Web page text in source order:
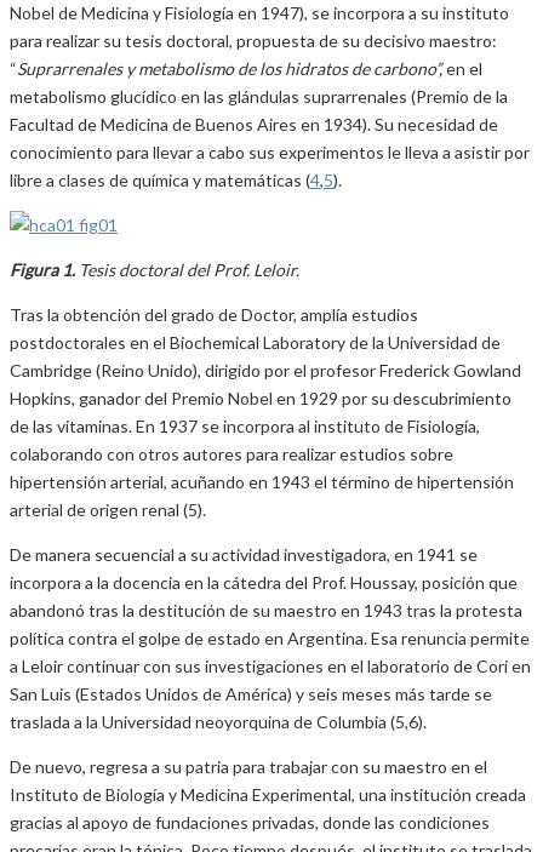
Nobel de Medicina y Fisiología en 1947), se incorpora a su instituto
para realizar su tesis doctoral, propuesta de su decisivo maestro:
“Suprarrenales y metabolismo de los hidratos de carbono”,en el
metabolismo glucídico en las glándulas suprarrenales (Premio de la
Facultad de Medicina de Buenos Aires en 1934). Su necesidad de
conocimiento para llevar a cabo sus experimentos le lleva a asistir por
libre a clases de química y matemáticas (4,5).
Figura 1. Tesis doctoral del Prof. Leloir.
Tras la obtención del grado de Doctor, amplía estudios
postdoctorales en el Biochemical Laboratory de la Universidad de
Cambridge (Reino Unido), dirigido por el profesor Frederick Gowland
Hopkins, ganador del Premio Nobel en 1929 por su descubrimiento
de las vitaminas. En 1937 se incorpora al instituto de Fisiología,
colaborando con otros autores para realizar estudios sobre
hipertensión arterial, acuñando en 1943 el término de hipertensión
arterial de origen renal (5).
De manera secuencial a su actividad investigadora, en 1941 se
incorpora a la docencia en la cátedra del Prof. Houssay, posición que
abandonó tras la destitución de su maestro en 1943 tras la protesta
política contra el golpe de estado en Argentina. Esa renuncia permite
a Leloir continuar con sus investigaciones en el laboratorio de Cori en
San Luis (Estados Unidos de América) y seis meses más tarde se
traslada a la Universidad neoyorquina de Columbia (5,6).
De nuevo, regresa a su patria para trabajar con su maestro en el
Instituto de Biología y Medicina Experimental, una institución creada
gracias al apoyo de fundaciones privadas, donde las condiciones